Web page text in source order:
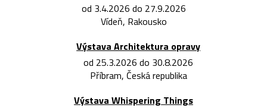
od 3.4.2026 do 27.9.2026
Vídeň, Rakousko
Výstava Architektura opravy
od 25.3.2026 do 30.8.2026
Příbram, Česká republika
Výstava Whispering Things